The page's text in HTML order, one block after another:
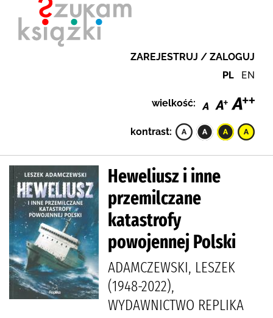
ZAREJESTRUJ / ZALOGUJ
PL EN
wielkość:
kontrast:
Heweliusz i inne
przemilczane
katastrofy
powojennej Polski
ADAMCZEWSKI, LESZEK
(1948-2022),
WYDAWNICTWO REPLIKA